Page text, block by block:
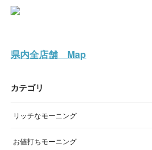
県内全店舗 Map
カテゴリ
リッチなモーニング
お値打ちモーニング